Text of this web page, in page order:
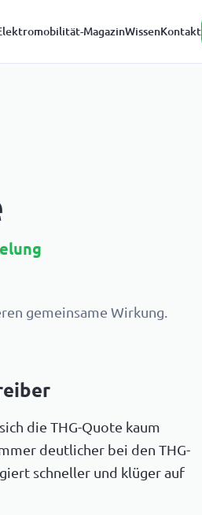
MagazinWissenKontakt
gemeinsame Wirkung.
die THG-Quote kaum
deutlicher bei den THG-
schneller und klüger auf